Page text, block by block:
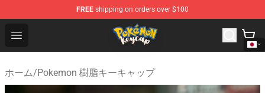
FREE shipping on orders over $100
Open menu
Pokemon Keycap Shop - The Best Store of Pokemon
ホーム/Pokemon 樹脂キーキャップ